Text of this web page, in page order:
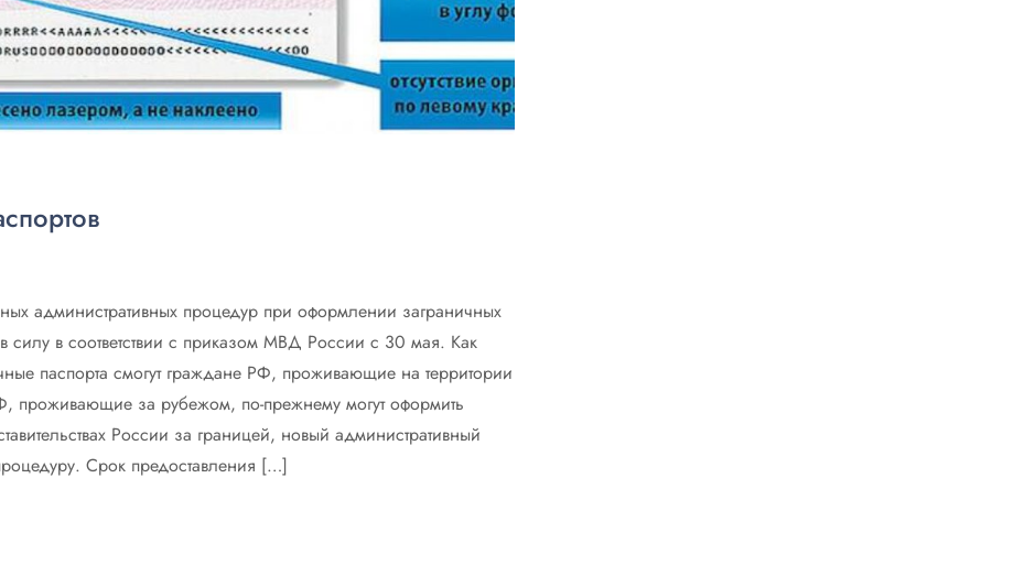
административных процедур при оформлении заграничных
силу в соответствии с приказом МВД России с 30 мая. Как
паспорта смогут граждане РФ, проживающие на территории
проживающие за рубежом, по-прежнему могут оформить
России за границей, новый административный
Срок предоставления […]